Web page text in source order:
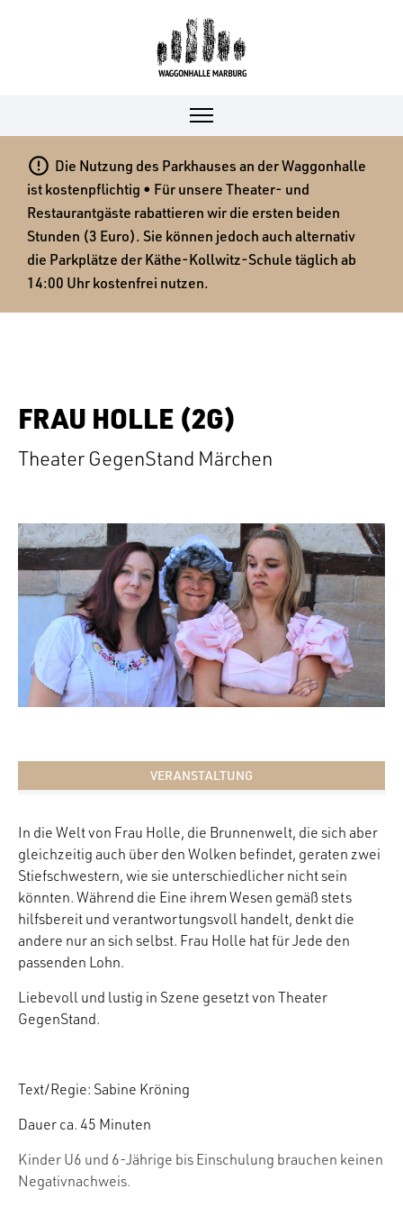
 Die Nutzung des Parkhauses an der Waggonhalle
ist kostenpflichtig • Für unsere Theater- und
Restaurantgäste rabattieren wir die ersten beiden
Stunden (3 Euro). Sie können jedoch auch alternativ
die Parkplätze der Käthe-Kollwitz-Schule täglich ab
14:00 Uhr kostenfrei nutzen.
FRAU HOLLE (2G)
Theater GegenStand Märchen
VERANSTALTUNG
In die Welt von Frau Holle, die Brunnenwelt, die sich aber
gleichzeitig auch über den Wolken befindet, geraten zwei
Stiefschwestern, wie sie unterschiedlicher nicht sein
könnten. Während die Eine ihrem Wesen gemäß stets
hilfsbereit und verantwortungsvoll handelt, denkt die
andere nur an sich selbst. Frau Holle hat für Jede den
passenden Lohn.
Liebevoll und lustig in Szene gesetzt von Theater
GegenStand.
Text/Regie: Sabine Kröning
Dauer ca. 45 Minuten
Kinder U6 und 6-Jährige bis Einschulung brauchen keinen
Negativnachweis.